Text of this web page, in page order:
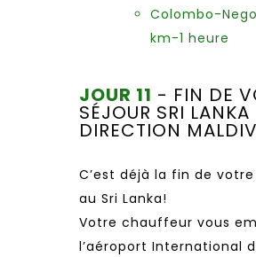
Colombo-
km-1 heure
JOUR 11 - FIN DE
SÉJOUR SRI LANKA
DIRECTION
C’est déjà la fin de
au Sri Lanka!
Votre chauffeur vous
l’aéroport International